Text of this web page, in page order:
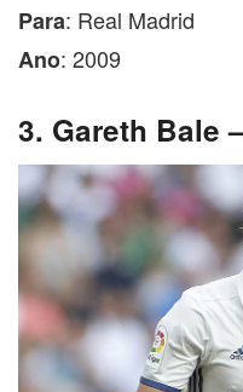
Para: Real Madrid
Ano: 2009
3. Gareth Bale